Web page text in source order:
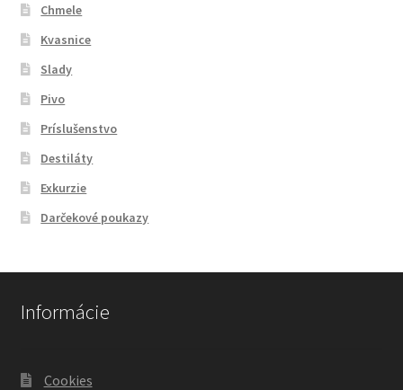
Chmele
Kvasnice
Slady
Pivo
Príslušenstvo
Destiláty
Exkurzie
Darčekové poukazy
Informácie
Cookies